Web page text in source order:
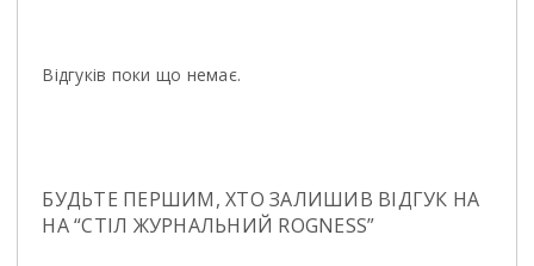
Відгуків поки що немає.
БУДЬТЕ ПЕРШИМ, ХТО ЗАЛИШИВ ВІДГУК НА
НА “СТIЛ ЖУРНАЛЬНИЙ ROGNESS”